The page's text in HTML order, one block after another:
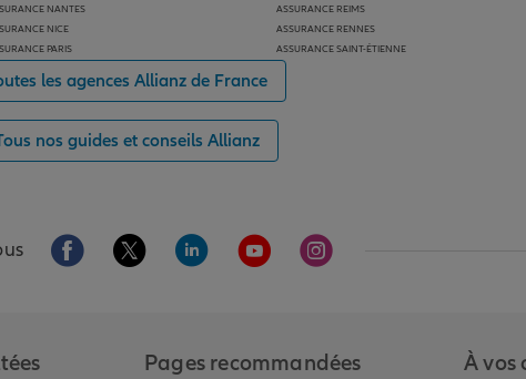
NANTES
NICE
PARIS
ASSURANCE REIMS
ASSURANCE RENNES
ASSURANCE SAINT-ÉTIENNE
les agences Allianz de France
nos guides et conseils Allianz
Aller sur la page Facebook de Allianz
Aller sur la page Twitter de Allianz
Aller sur la page Linkedin de Allianz
Aller sur la page Youtube de Allianz
Aller sur la page Instagram
Pages recommandées À vos